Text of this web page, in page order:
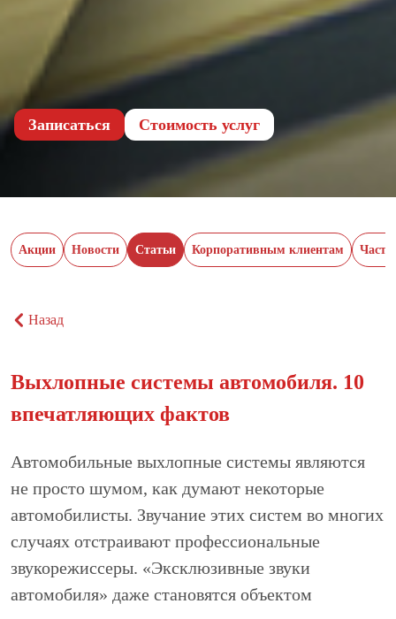
Записаться Cтоимость услуг
Акции Новости Статьи Корпоративным клиентам
Назад
Выхлопные системы автомобиля. 10
впечатляющих фактов
Автомобильные выхлопные системы являются
не просто шумом, как думают некоторые
автомобилисты. Звучание этих систем во многих
случаях отстраивают профессиональные
звукорежиссеры. «Эксклюзивные звуки
автомобиля» даже становятся объектом